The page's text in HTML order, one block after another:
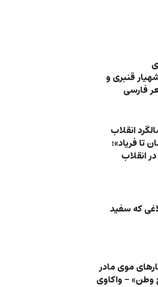
قنبری و
فارسی
انقلاب
تا فریاد»؛
انقلاب
که سفید
موی مادر
وطن» – واکاوی